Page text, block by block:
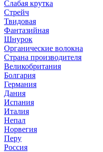
Слабая крутка
Стрейч
Твидовая
Фантазийная
Шнурок
Органические волокна
Страна производителя
Великобритания
Болгария
Германия
Дания
Испания
Италия
Непал
Норвегия
Перу
Россия